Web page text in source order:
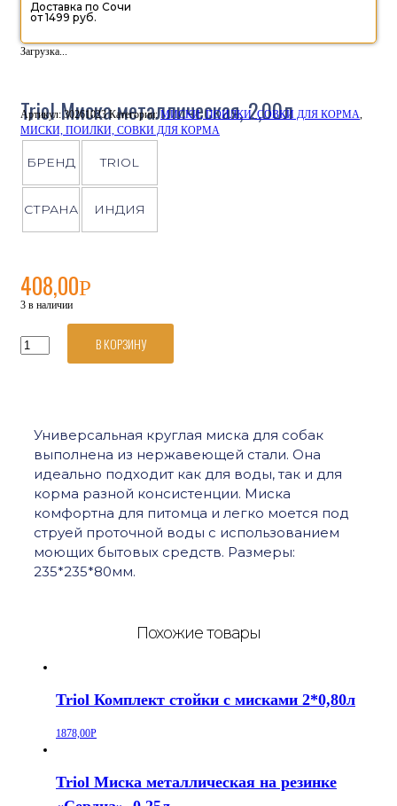
Доставка по Сочи
от 1499 руб.
Загрузка...
Triol Миска металлическая, 2,00л
Артикул: 30261023 Категории:МИСКИ, ПОИЛКИ, СОВКИ ДЛЯ КОРМА,
МИСКИ, ПОИЛКИ, СОВКИ ДЛЯ КОРМА
БРЕНД TRIOL
СТРАНА ИНДИЯ
408,00Р
3 в наличии
Количество
товара
В КОРЗИНУ
Универсальная круглая миска для собак
выполнена из нержавеющей стали. Она
идеально подходит как для воды, так и для
корма разной консистенции. Миска
комфортна для питомца и легко моется под
струей проточной воды с использованием
моющих бытовых средств. Размеры:
235*235*80мм.
Похожие товары
Triol Комплект стойки с мисками 2*0,80л
1878,00Р
Triol Миска металлическая на резинке